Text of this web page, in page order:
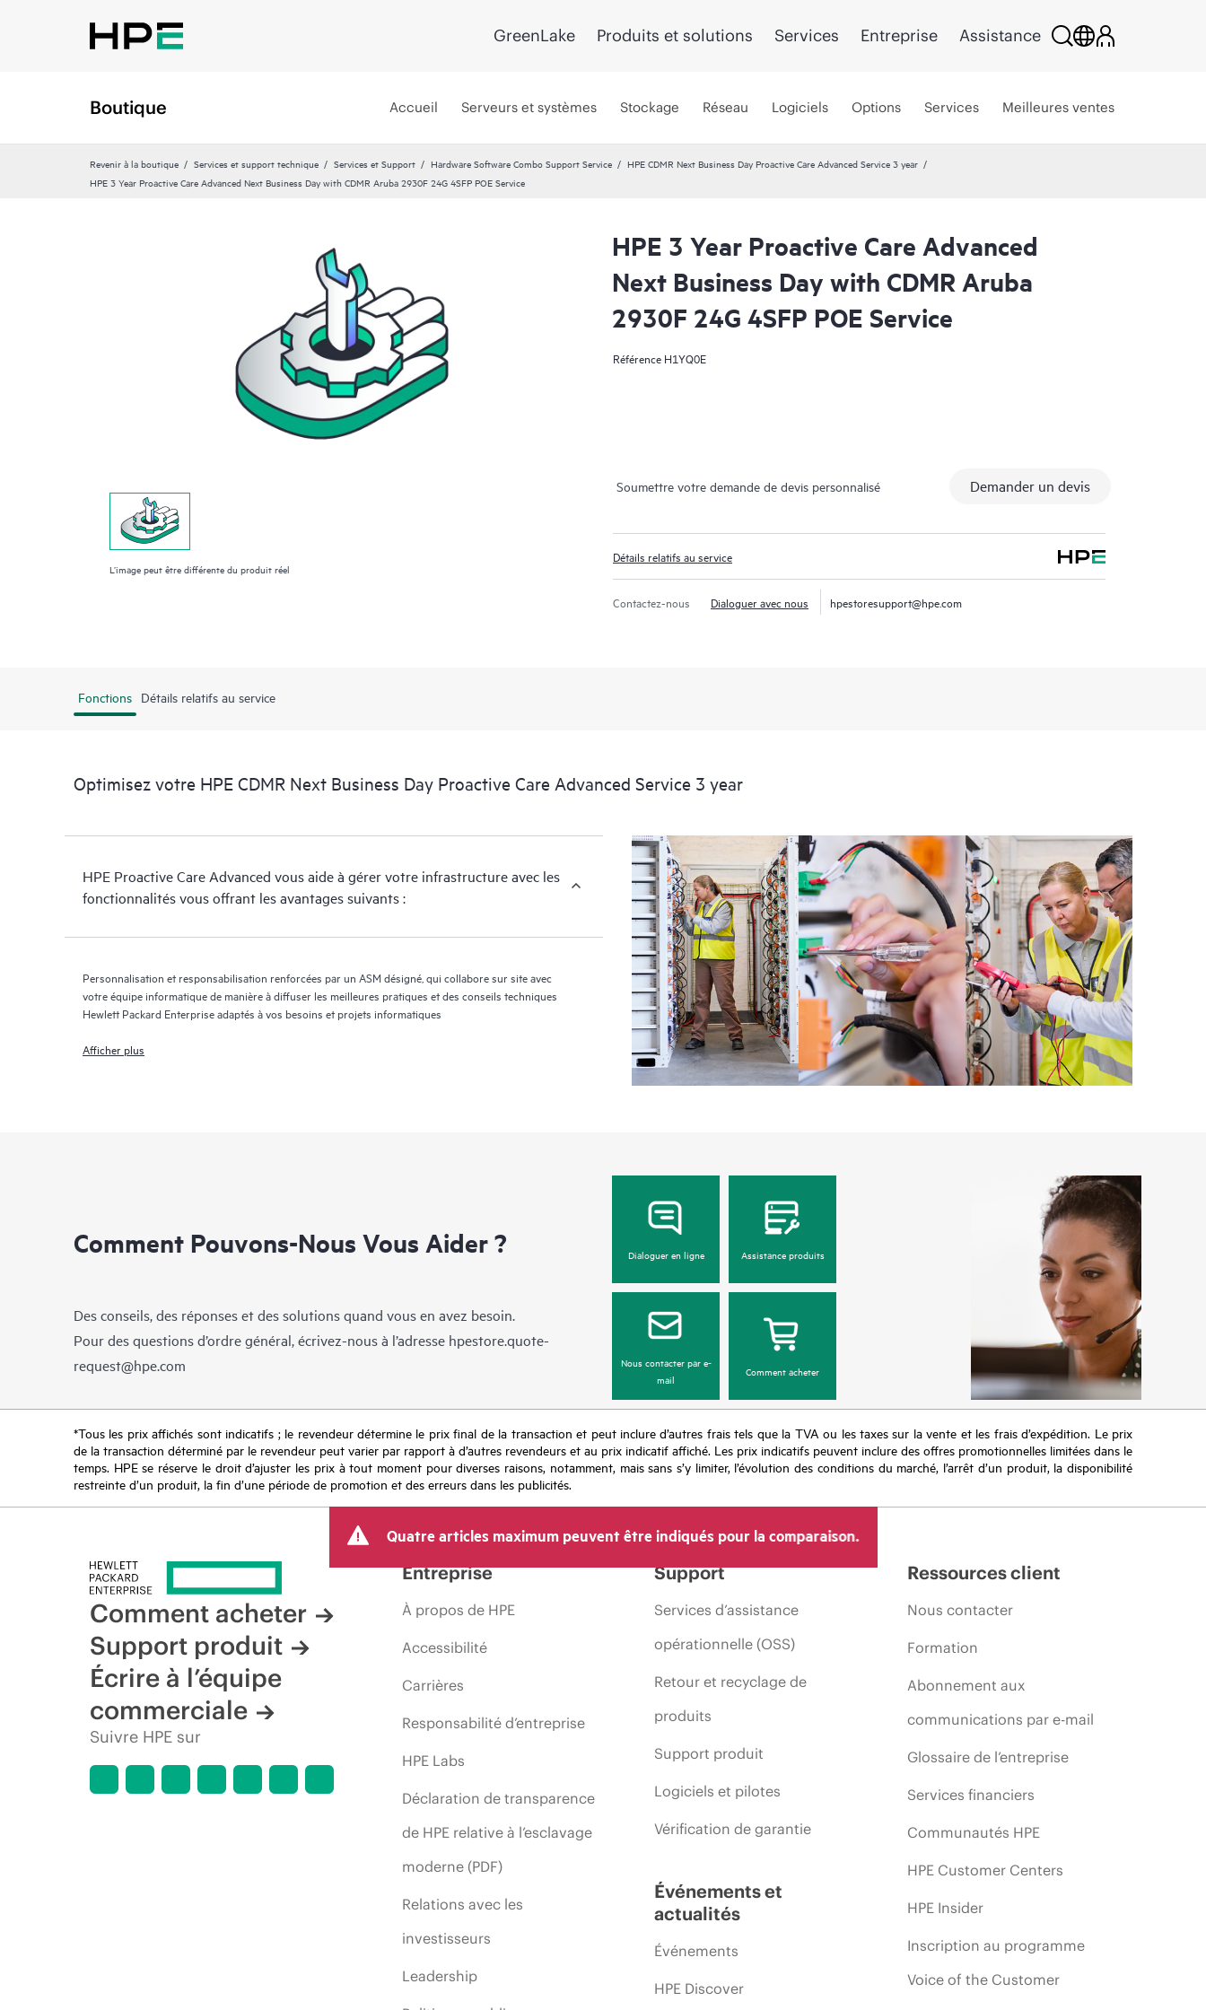
GreenLake Produits et solutions Services Entreprise Assistance
Boutique Accueil Serveurs et systèmes Stockage Réseau Logiciels Options Services Meilleures ventes
Revenir à la boutique Services et support technique Services et Support Hardware Software Combo Support Service
HPE CDMR Next Business Day Proactive Care Advanced Service 3 year
HPE 3 Year Proactive Care Advanced Next Business Day with CDMR Aruba 2930F 24G 4SFP POE Service
L’image peut être différente du produit réel
HPE 3 Year Proactive Care Advanced
Next Business Day with CDMR Aruba
2930F 24G 4SFP POE Service
Référence H1YQ0E
Soumettre votre demande de devis personnalisé Demander un devis
Détails relatifs au service
Contactez-nous Dialoguer avec nous hpestoresupport@hpe.com
Fonctions Détails relatifs au service
Optimisez votre HPE CDMR Next Business Day Proactive Care Advanced Service 3 year
HPE Proactive Care Advanced vous aide à gérer votre infrastructure avec les
fonctionnalités vous offrant les avantages suivants :
Personnalisation et responsabilisation renforcées par un ASM désigné, qui collabore sur site avec
votre équipe informatique de manière à diffuser les meilleures pratiques et des conseils techniques
Hewlett Packard Enterprise adaptés à vos besoins et projets informatiques
Afficher plus
Comment Pouvons-Nous Vous Aider ?
Des conseils, des réponses et des solutions quand vous en avez besoin.
Pour des questions d’ordre général, écrivez-nous à l’adresse hpestore.quote-
request@hpe.com
Dialoguer en ligne Assistance produits
Nous contacter par e-
mail
Comment acheter
*Tous les prix affichés sont indicatifs ; le revendeur détermine le prix final de la transaction et peut inclure d’autres frais tels que la TVA ou les taxes sur la vente et les frais d’expédition. Le prix
de la transaction déterminé par le revendeur peut varier par rapport à d’autres revendeurs et au prix indicatif affiché. Les prix indicatifs peuvent inclure des offres promotionnelles limitées dans le
temps. HPE se réserve le droit d’ajuster les prix à tout moment pour diverses raisons, notamment, mais sans s’y limiter, l’évolution des conditions du marché, l’arrêt d’un produit, la disponibilité
restreinte d’un produit, la fin d’une période de promotion et des erreurs dans les publicités.
Quatre articles maximum peuvent être indiqués pour la comparaison.
Comment acheter
Support produit
Écrire à l’équipe
commerciale
Suivre HPE sur
Entreprise
À propos de HPE
Accessibilité
Carrières
Responsabilité d’entreprise
HPE Labs
Déclaration de transparence
de HPE relative à l’esclavage
moderne (PDF)
Relations avec les
investisseurs
Leadership
Support
Services d’assistance
opérationnelle (OSS)
Retour et recyclage de
produits
Support produit
Logiciels et pilotes
Vérification de garantie
Événements et
actualités
Événements
HPE Discover
Ressources client
Nous contacter
Formation
Abonnement aux
communications par e-mail
Glossaire de l’entreprise
Services financiers
Communautés HPE
HPE Customer Centers
HPE Insider
Inscription au programme
Voice of the Customer